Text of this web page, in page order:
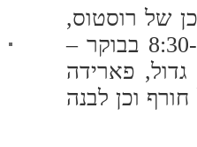
של רוסטוס,
אותו תפסתי כשהוא עדיין מסדר את הסחורה (ב-8:30 בבוקר –
קניתי רסקס גדול, פארידה
וכן לבנה